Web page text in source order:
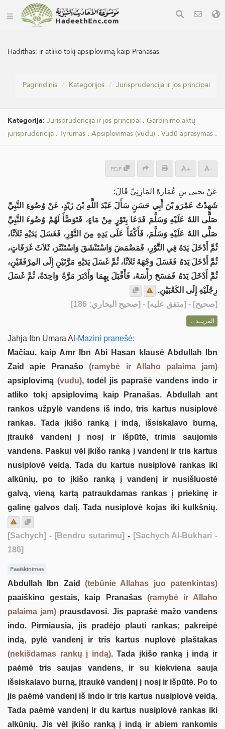
Hadithas: ir atliko tokį apsiplovimą kaip Pranašas
Pagrindinis Kategorijos Jurisprudencija ir jos principai
Kategorija: Jurisprudencija ir jos principai . Garbinimo aktų
jurisprudencija . Tyrumas . Apsiplovimas (vudu) . Vudū aprašymas .
PDF + -
عَنْ يحيى بنِ عُمَارةَ المَازِنِيِّ قَالَ:
شَهِدْتُ عَمْرَو بْنَ أَبِي حَسَنٍ سَأَلَ عَبْدَ اللَّهِ بْنَ زَيْدٍ، عَنْ وُضُوءِ النَّبِيِّ
صَلَّى اللهُ عَلَيْهِ وَسَلَّمَ فَدَعَا بِتَوْرٍ مِنْ مَاءٍ، فَتَوَضَّأَ لَهُمْ وُضُوءَ النَّبِيِّ
صَلَّى اللهُ عَلَيْهِ وَسَلَّمَ، فَأَكْفَأَ عَلَى يَدِهِ مِنَ التَّوْرِ، فَغَسَلَ يَدَيْهِ ثَلاَثًا،
ثُمَّ أَدْخَلَ يَدَهُ فِي التَّوْرِ، فَمَضْمَضَ وَاسْتَنْشَقَ وَاسْتَنْثَرَ، ثَلاَثَ غَرَفَاتٍ،
ثُمَّ أَدْخَلَ يَدَهُ فَغَسَلَ وَجْهَهُ ثَلاَثًا، ثُمَّ غَسَلَ يَدَيْهِ مَرَّتَيْنِ إِلَى المِرْفَقَيْنِ،
ثُمَّ أَدْخَلَ يَدَهُ فَمَسَحَ رَأْسَهُ، فَأَقْبَلَ بِهِمَا وَأَدْبَرَ مَرَّةً وَاحِدَةً، ثُمَّ غَسَلَ
رِجْلَيْهِ إِلَى الكَعْبَيْنِ.
[صحيح] - [متفق عليه] - [صحيح البخاري: 186]
المزيــد ...
Jahja Ibn Umara Al-Mazini pranešė:
Mačiau, kaip Amr Ibn Abi Hasan klausė Abdullah Ibn
Zaid apie Pranašo(ramybė ir Allaho palaima jam)
apsiplovimą (vudu), todėl jis paprašė vandens indo ir
atliko tokį apsiplovimą kaip Pranašas. Abdullah ant
rankos užpylė vandens iš indo, tris kartus nusiplovė
rankas. Tada įkišo ranką į indą, išsiskalavo burną,
įtraukė vandenį į nosį ir išpūtė, trimis saujomis
vandens. Paskui vėl įkišo ranką į vandenį ir tris kartus
nusiplovė veidą. Tada du kartus nusiplovė rankas iki
alkūnių, po to įkišo ranką į vandenį ir nusišluostė
galvą, vieną kartą patraukdamas rankas į priekinę ir
galinę galvos dalį. Tada nusiplovė kojas iki kulkšnių.
[Sachych] - [Bendru sutarimu] - [Sachych Al-Bukhari -
186]
Paaiškinimas
Abdullah Ibn Zaid (tebūnie Allahas juo patenkintas)
paaiškino gestais, kaip Pranašas (ramybė ir Allaho
palaima jam) prausdavosi. Jis paprašė mažo vandens
indo. Pirmiausia, jis pradėjo plauti rankas; pakreipė
indą, pylė vandenį ir tris kartus nuplovė plaštakas
(nekišdamas rankų į indą). Tada įkišo ranką į indą ir
paėmė tris saujas vandens, ir su kiekviena sauja
išsiskalavo burną, įtraukė vandenį į nosį ir išpūtė. Po to
jis paėmė vandenį iš indo ir tris kartus nusiplovė veidą.
Tada paėmė vandenį ir du kartus nusiplovė rankas iki
alkūnių. Jis vėl įkišo ranką į indą ir abiem rankomis